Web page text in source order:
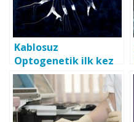
Kablosuz
Optogenetik ilk kez
başarıyla uygulandı